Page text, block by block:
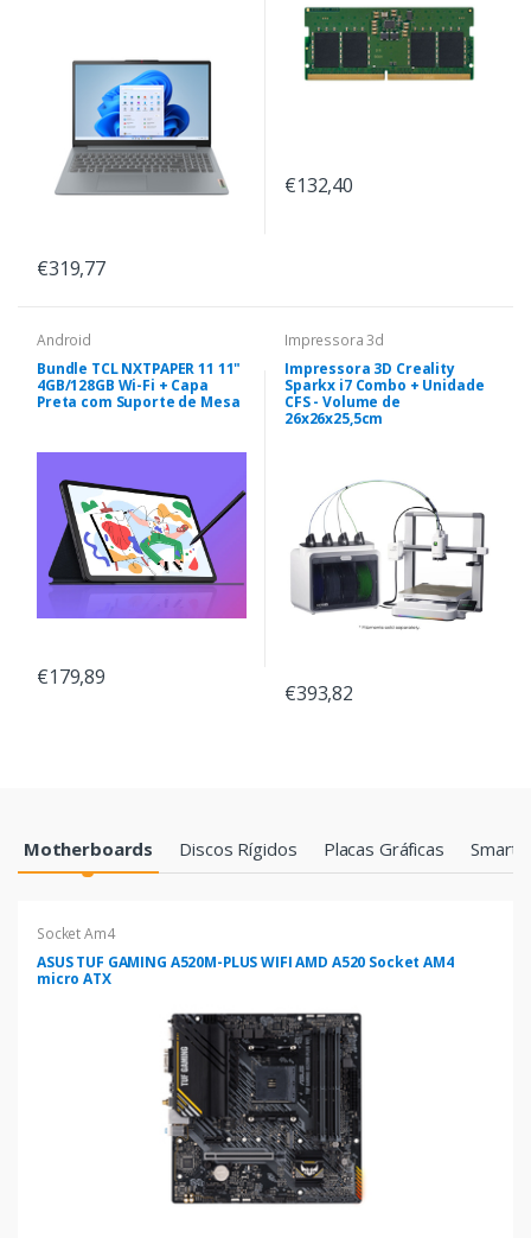
€319,77
€132,40
Android
Bundle TCL NXTPAPER 11 11"
4GB/128GB Wi-Fi + Capa
Preta com Suporte de Mesa
€179,89
Impressora 3d
Impressora 3D Creality
Sparkx i7 Combo + Unidade
CFS - Volume de
26x26x25,5cm
€393,82
Products Grid
Motherboards Discos Rígidos Placas Gráficas
Socket Am4
ASUS TUF GAMING A520M-PLUS WIFI AMD A520 Socket AM4
micro ATX